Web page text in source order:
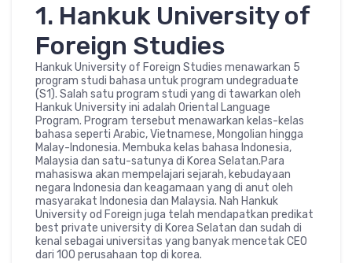
1. Hankuk University of
Foreign Studies
Hankuk University of Foreign Studies menawarkan 5
program studi bahasa untuk program undegraduate
(S1). Salah satu program studi yang di tawarkan oleh
Hankuk University ini adalah Oriental Language
Program. Program tersebut menawarkan kelas-kelas
bahasa seperti Arabic, Vietnamese, Mongolian hingga
Malay-Indonesia. Membuka kelas bahasa Indonesia,
Malaysia dan satu-satunya di Korea Selatan.Para
mahasiswa akan mempelajari sejarah, kebudayaan
negara Indonesia dan keagamaan yang di anut oleh
masyarakat Indonesia dan Malaysia. Nah Hankuk
University od Foreign juga telah mendapatkan predikat
best private university di Korea Selatan dan sudah di
kenal sebagai universitas yang banyak mencetak CEO
dari 100 perusahaan top di korea.